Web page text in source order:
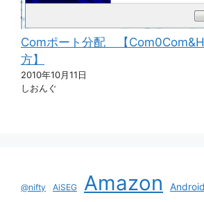
Comポート分配 【
方】
2010年10月11日
しおんぐ
@nifty AiSEG Amazon Android